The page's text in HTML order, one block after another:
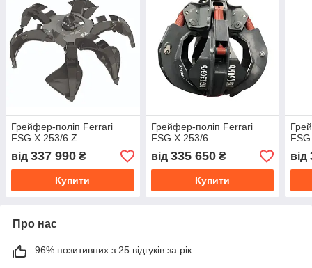
Грейфер-поліп Ferrari
FSG X 253/6 Z
від 337 990 ₴
Купити
Грейфер-поліп Ferrari
FSG X 253/6
від 335 650₴
Купити
від
Про нас
96% позитивних з 25 відгуків за рік